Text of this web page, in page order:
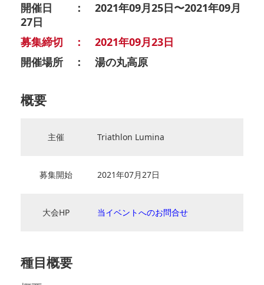
開催日 ： 2021年09月25日〜2021年09月
27日
募集締切 ： 2021年09月23日
開催場所 ： 湯の丸高原
概要
主催 Triathlon Lumina
募集開始 2021年07月27日
大会HP 当イベントへのお問合せ
種目概要